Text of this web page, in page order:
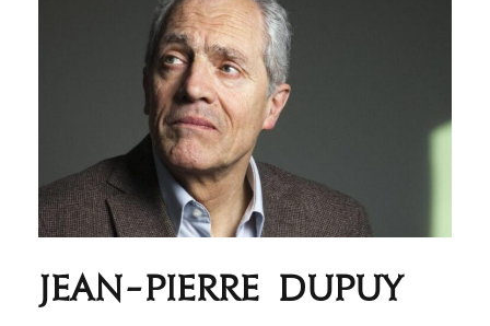
Jean-Pierre Dupuy